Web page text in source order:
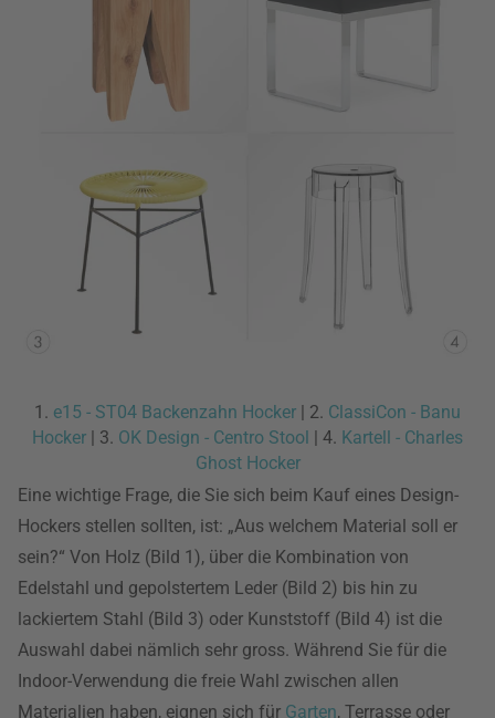
1. e15 - ST04 Backenzahn Hocker | 2. ClassiCon - Banu
Hocker | 3. OK Design - Centro Stool | 4. Kartell - Charles
Ghost Hocker
Eine wichtige Frage, die Sie sich beim Kauf eines Design-
Hockers stellen sollten, ist: „Aus welchem Material soll er
sein?“ Von Holz (Bild 1), über die Kombination von
Edelstahl und gepolstertem Leder (Bild 2) bis hin zu
lackiertem Stahl (Bild 3) oder Kunststoff (Bild 4) ist die
Auswahl dabei nämlich sehr gross. Während Sie für die
Indoor-Verwendung die freie Wahl zwischen allen
Materialien haben, eignen sich für Garten, Terrasse oder